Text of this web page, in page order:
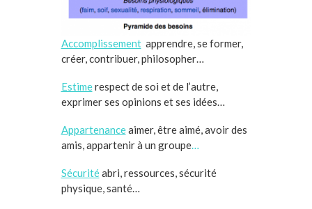
Accomplissement apprendre, se former,
créer, contribuer, philosopher…
Estimerespect de soi et de l’autre,
exprimer ses opinions et ses idées…
Appartenanceaimer, être aimé, avoir des
amis, appartenir à un groupe…
Sécuritéabri, ressources, sécurité
physique, santé…